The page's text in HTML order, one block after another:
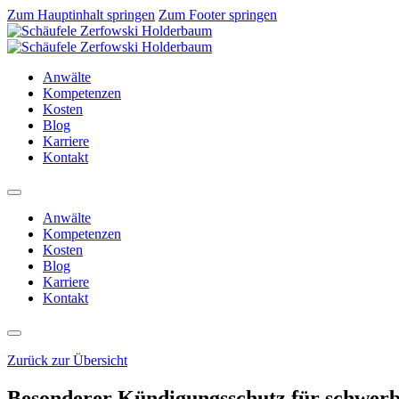
Zum Hauptinhalt springen Zum Footer springen
Anwälte
Kompetenzen
Kosten
Blog
Karriere
Kontakt
Anwälte
Kompetenzen
Kosten
Blog
Karriere
Kontakt
Zurück zur Übersicht